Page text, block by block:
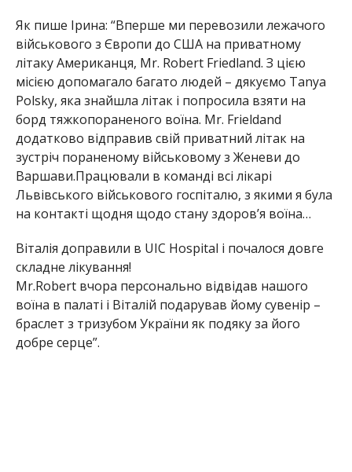
Як пише Ірина: “Вперше ми перевозили лежачого
військового з Європи до США на приватному
літаку Американця, Mr. Robert Friedland. З цією
місією допомагало багато людей – дякуємо Tanya
Polsky, яка знайшла літак і попросила взяти на
борд тяжкопораненого воїна. Mr. Frieldand
додатково відправив свій приватний літак на
зустріч пораненому військовому з Женеви до
Варшави.Працювали в команді всі лікарі
Львівського військового госпіталю, з якими я була
на контакті щодня щодо стану здоров’я воїна…
Віталія доправили в UIC Hospital і почалося довге
складне лікування!
Mr.Robert вчора персонально відвідав нашого
воїна в палаті і Віталій подарував йому сувенір –
браслет з тризубом України як подяку за його
добре серце”.